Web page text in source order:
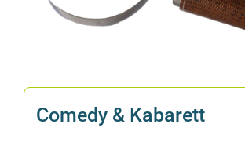
Co­me­dy & Kabarett